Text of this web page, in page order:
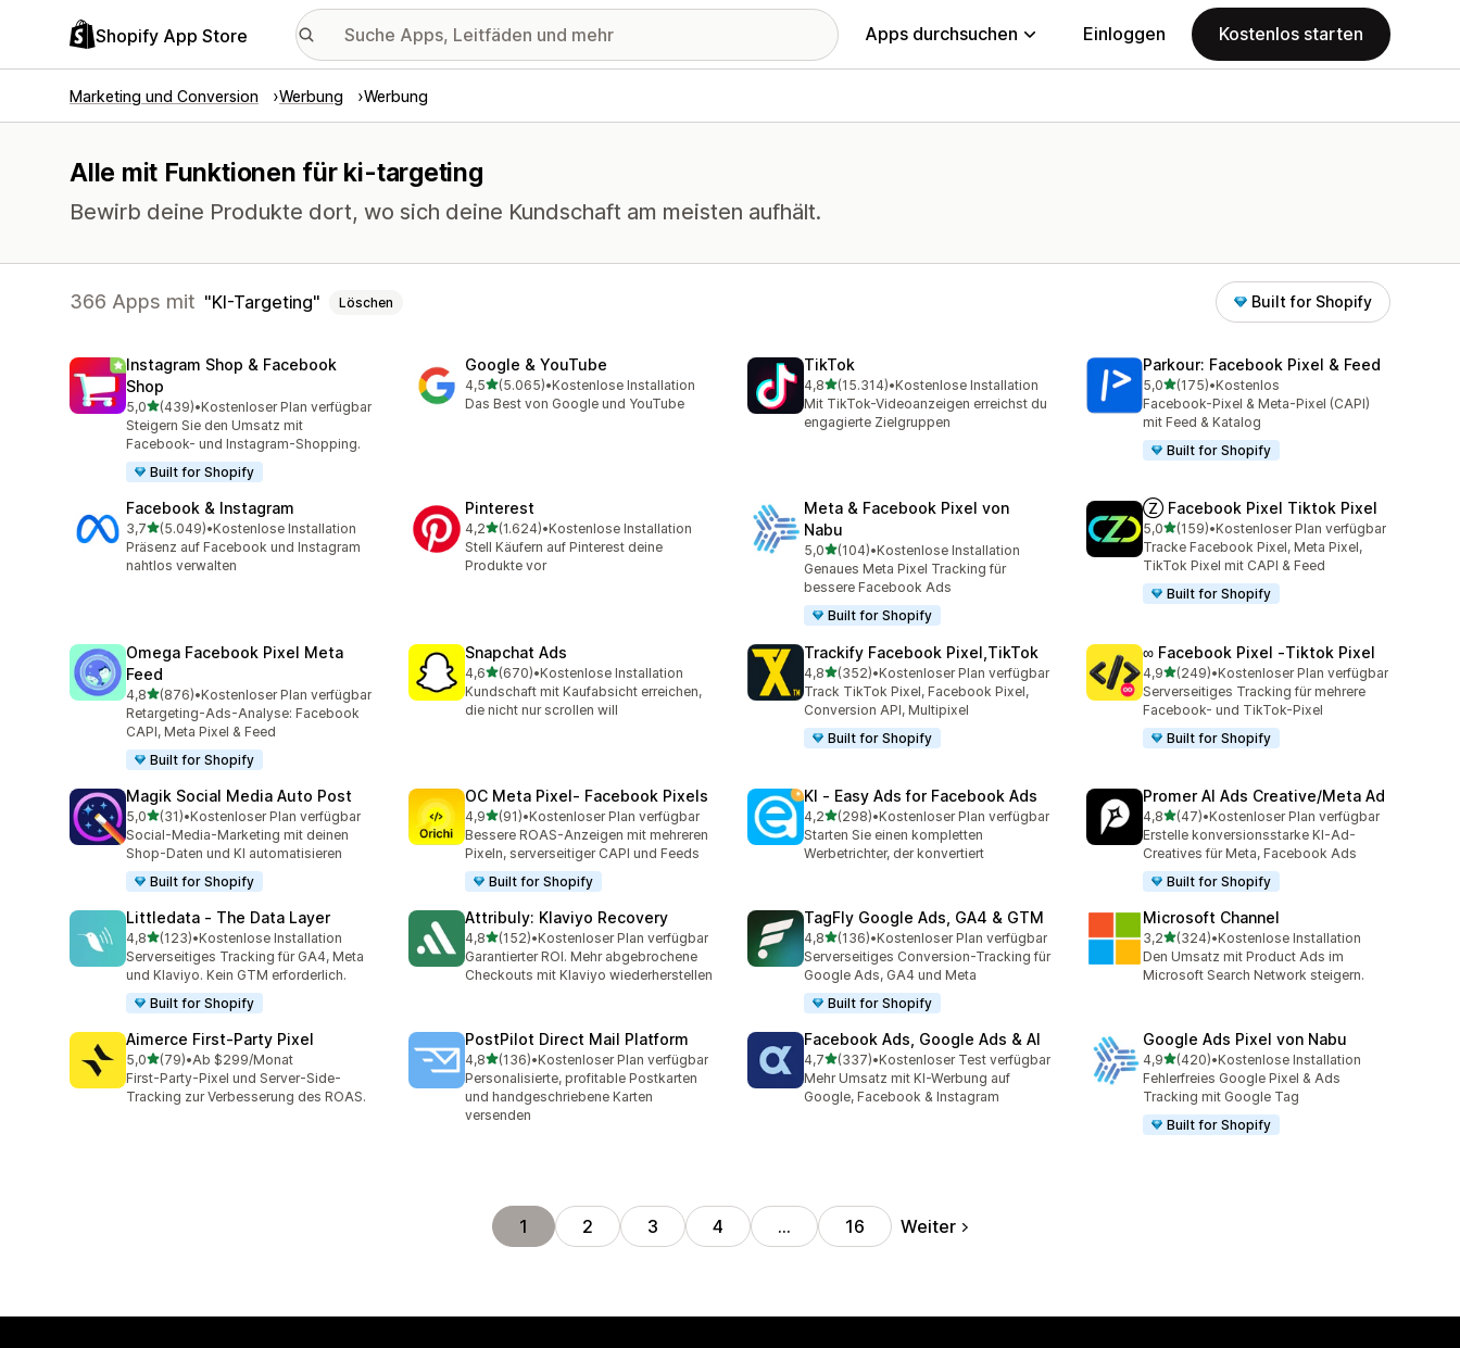
Shopify App Store Apps durchsuchen Einloggen Kostenlos starten
Marketing und Conversion Werbung Werbung
Alle mit Funktionen für ki-targeting
Bewirb deine Produkte dort, wo sich deine Kundschaft am meisten aufhält.
366 Apps mit KI-Targeting Löschen Built for Shopify
Instagram Shop & Facebook
Shop
5,0von 5 Sternen
(439)
439 Rezensionen insgesamt
•Kostenloser Plan verfügbar
Steigern Sie den Umsatz mit
Facebook- und Instagram-Shopping.
Built for Shopify
Google & YouTube
4,5von 5 Sternen
(5.065)
5065 Rezensionen insgesamt
•Kostenlose Installation
Das Best von Google und YouTube
TikTok
4,8von 5 Sternen
(15.314)
15314 Rezensionen insgesamt
•Kostenlose Installation
Mit TikTok-Videoanzeigen erreichst du
engagierte Zielgruppen
Parkour: Facebook Pixel & Feed
5,0von 5 Sternen
(175)
175 Rezensionen insgesamt
•Kostenlos
Facebook-Pixel & Meta-Pixel (CAPI)
mit Feed & Katalog
Built for Shopify
Facebook & Instagram
3,7von 5 Sternen
(5.049)
5049 Rezensionen insgesamt
•Kostenlose Installation
Präsenz auf Facebook und Instagram
nahtlos verwalten
Pinterest
4,2von 5 Sternen
(1.624)
1624 Rezensionen insgesamt
•Kostenlose Installation
Stell Käufern auf Pinterest deine
Produkte vor
Meta & Facebook Pixel von
Nabu
5,0von 5 Sternen
(104)
104 Rezensionen insgesamt
•Kostenlose Installation
Genaues Meta Pixel Tracking für
bessere Facebook Ads
Built for Shopify
Ⓩ Facebook Pixel Tiktok Pixel
5,0von 5 Sternen
(159)
159 Rezensionen insgesamt
•Kostenloser Plan verfügbar
Tracke Facebook Pixel, Meta Pixel,
TikTok Pixel mit CAPI & Feed
Built for Shopify
Omega Facebook Pixel Meta
Feed
4,8von 5 Sternen
(876)
876 Rezensionen insgesamt
•Kostenloser Plan verfügbar
Retargeting-Ads-Analyse: Facebook
CAPI, Meta Pixel & Feed
Built for Shopify
Snapchat Ads
4,6von 5 Sternen
(670)
670 Rezensionen insgesamt
•Kostenlose Installation
Kundschaft mit Kaufabsicht erreichen,
die nicht nur scrollen will
Trackify Facebook Pixel,TikTok
4,8von 5 Sternen
(352)
352 Rezensionen insgesamt
•Kostenloser Plan verfügbar
Track TikTok Pixel, Facebook Pixel,
Conversion API, Multipixel
Built for Shopify
∞ Facebook Pixel ‑Tiktok Pixel
4,9von 5 Sternen
(249)
249 Rezensionen insgesamt
•Kostenloser Plan verfügbar
Serverseitiges Tracking für mehrere
Facebook- und TikTok-Pixel
Built for Shopify
Magik Social Media Auto Post
5,0von 5 Sternen
(31)
31 Rezensionen insgesamt
•Kostenloser Plan verfügbar
Social-Media-Marketing mit deinen
Shop-Daten und KI automatisieren
Built for Shopify
OC Meta Pixel‑ Facebook Pixels
4,9von 5 Sternen
(91)
91 Rezensionen insgesamt
•Kostenloser Plan verfügbar
Bessere ROAS-Anzeigen mit mehreren
Pixeln, serverseitiger CAPI und Feeds
Built for Shopify
KI ‑ Easy Ads for Facebook Ads
4,2von 5 Sternen
(298)
298 Rezensionen insgesamt
•Kostenloser Plan verfügbar
Starten Sie einen kompletten
Werbetrichter, der konvertiert
Promer AI Ads Creative/Meta Ad
4,8von 5 Sternen
(47)
47 Rezensionen insgesamt
•Kostenloser Plan verfügbar
Erstelle konversionsstarke KI-Ad-
Creatives für Meta, Facebook Ads
Built for Shopify
Littledata ‑ The Data Layer
4,8von 5 Sternen
(123)
123 Rezensionen insgesamt
•Kostenlose Installation
Serverseitiges Tracking für GA4, Meta
und Klaviyo. Kein GTM erforderlich.
Built for Shopify
Attribuly: Klaviyo Recovery
4,8von 5 Sternen
(152)
152 Rezensionen insgesamt
•Kostenloser Plan verfügbar
Garantierter ROI. Mehr abgebrochene
Checkouts mit Klaviyo wiederherstellen
TagFly Google Ads, GA4 & GTM
4,8von 5 Sternen
(136)
136 Rezensionen insgesamt
•Kostenloser Plan verfügbar
Serverseitiges Conversion-Tracking für
Google Ads, GA4 und Meta
Built for Shopify
Microsoft Channel
3,2von 5 Sternen
(324)
324 Rezensionen insgesamt
•Kostenlose Installation
Den Umsatz mit Product Ads im
Microsoft Search Network steigern.
Aimerce First‑Party Pixel
5,0von 5 Sternen
(79)
79 Rezensionen insgesamt
•Ab $299/Monat
First-Party-Pixel und Server-Side-
Tracking zur Verbesserung des ROAS.
PostPilot Direct Mail Platform
4,8von 5 Sternen
(136)
136 Rezensionen insgesamt
•Kostenloser Plan verfügbar
Personalisierte, profitable Postkarten
und handgeschriebene Karten
versenden
Facebook Ads, Google Ads & AI
4,7von 5 Sternen
(337)
337 Rezensionen insgesamt
•Kostenloser Test verfügbar
Mehr Umsatz mit KI-Werbung auf
Google, Facebook & Instagram
Google Ads Pixel von Nabu
4,9von 5 Sternen
(420)
420 Rezensionen insgesamt
•Kostenlose Installation
Fehlerfreies Google Pixel & Ads
Tracking mit Google Tag
Built for Shopify
1 2 3 4 … 16 Weiter